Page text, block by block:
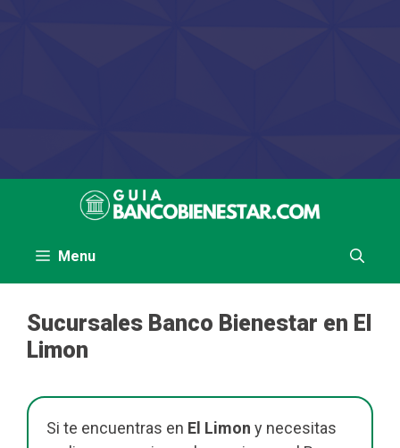
Menu
Sucursales Banco Bienestar en El
Limon
Si te encuentras en El Limon y necesitas